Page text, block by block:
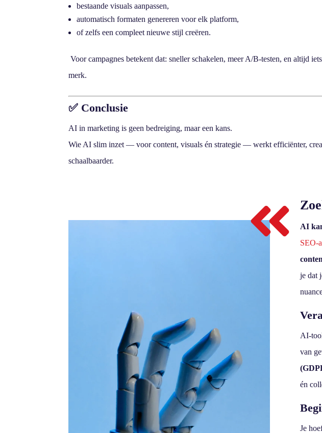
bestaande visuals aanpassen,
automatisch formaten genereren voor elk platform,
of zelfs een compleet nieuwe stijl creëren.
Voor campagnes betekent dat: sneller schakelen, meer A/B-testen, en altijd
merk.
✅ Conclusie
AI in marketing is geen bedreiging, maar een kans.
Wie AI slim inzet — voor content, visuals én strategie — werkt efficiënter,
schaalbaarder.
 AI
SEO-
je dat
AI-
van
én
Je